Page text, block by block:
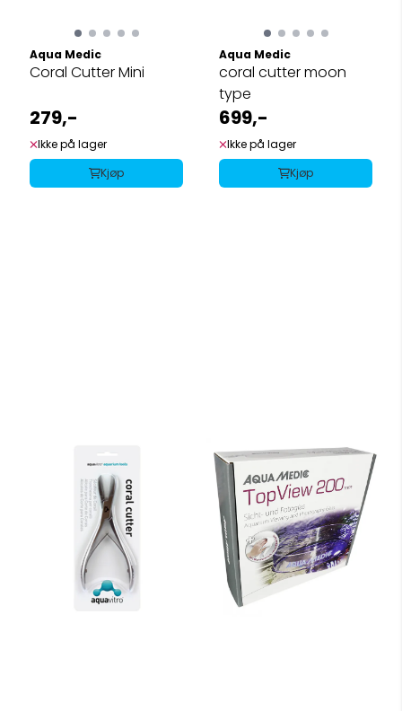
Aqua Medic
Coral Cutter Mini
279,-
Ikke på lager
Kjøp
Aqua Medic
coral cutter moon
type
699,-
Ikke på lager
Kjøp